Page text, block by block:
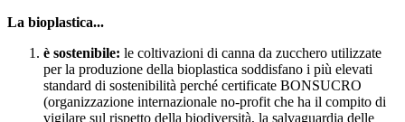
La bioplastica...
è sostenibile: le coltivazioni di canna da zucchero utilizzate
per la produzione della bioplastica soddisfano i più elevati
standard di sostenibilità perché certificate BONSUCRO
(organizzazione internazionale no-profit che ha il compito di
vigilare sul rispetto della biodiversità, la salvaguardia delle